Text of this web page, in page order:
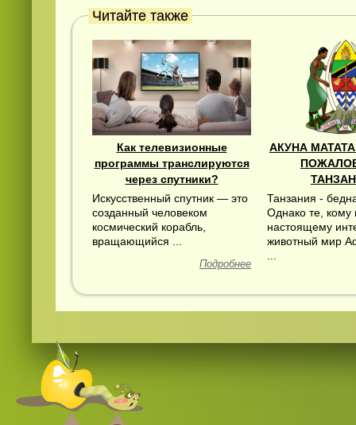
Читайте также
Как телевизионные
программы транслируются
через спутники?
Искусственный спутник — это
созданный человеком
космический корабль,
вращающийся ...
Подробнее
АКУНА
Танзания -
Однако те, кому
настоящему
животный мир